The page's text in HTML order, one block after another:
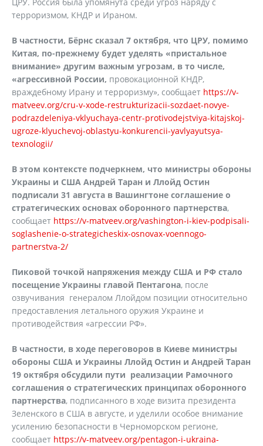
терроризмом, КНДР и Ираном.
В частности, Бёрнс сказал 7 октября, что ЦРУ, помимо
Китая, по-прежнему будет уделять «пристальное
внимание» другим важным угрозам, в то числе,
«агрессивной России, провокационной КНДР,
враждебному Ирану и терроризму», сообщает https://v-
matveev.org/cru-v-xode-restrukturizacii-sozdaet-novye-
podrazdeleniya-vklyuchaya-centr-protivodejstviya-kitajskoj-
ugroze-klyuchevoj-oblastyu-konkurencii-yavlyayutsya-
texnologii/
В этом контексте подчеркнем, что министры обороны
Украины и США Андрей Таран и Ллойд Остин
подписали 31 августа в Вашингтоне соглашение о
стратегических основах оборонного партнерства,
сообщает https://v-matveev.org/vashington-i-kiev-podpisali-
soglashenie-o-strategicheskix-osnovax-voennogo-
partnerstva-2/
Пиковой точкой напряжения между США и РФ стало
посещение Украины главой Пентагона, после
озвучивания генералом Ллойдом позиции относительно
предоставления летального оружия Украине и
противодействия «агрессии РФ».
В частности, в ходе переговоров в Киеве министры
обороны США и Украины Ллойд Остин и Андрей Таран
19 октября обсудили пути реализации Рамочного
соглашения о стратегических принципах оборонного
партнерства, подписанного в ходе визита президента
Зеленского в США в августе, и уделили особое внимание
усилению безопасности в Черноморском регионе,
сообщает https://v-matveev.org/pentagon-i-ukraina-